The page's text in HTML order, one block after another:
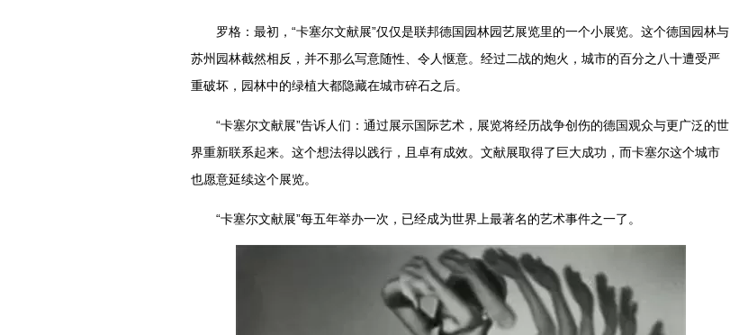
罗格：最初，“卡塞尔文献展”仅仅是联邦德国园林园艺展览里的一个小展览。这个德国园林与
苏州园林截然相反，并不那么写意随性、令人惬意。经过二战的炮火，城市的百分之八十遭受严
重破坏，园林中的绿植大都隐藏在城市碎石之后。
“卡塞尔文献展”告诉人们：通过展示国际艺术，展览将经历战争创伤的德国观众与更广泛的世
界重新联系起来。这个想法得以践行，且卓有成效。文献展取得了巨大成功，而卡塞尔这个城市
也愿意延续这个展览。
“卡塞尔文献展”每五年举办一次，已经成为世界上最著名的艺术事件之一了。